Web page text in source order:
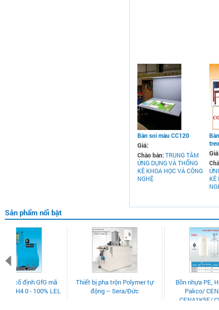
Bàn soi màu CC120
Giá:
Chào bán:TRUNG TÂM
ỨNG DỤNG VÀ THỐNG
KÊ KHOA HỌC VÀ CÔNG
NGHỆ
KÊ
Sản phẩm nổi bật
Bồn nhựa PE, HDPE Tema
Pakco/ CENA1K0E/
CENA1K5E/ CENA2K0E
PA-LDPHRH _ Thiết bị đo và
kiểm soát pH, ORP trong xử lý
nước
tự